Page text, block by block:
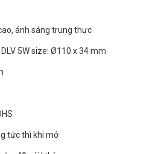
ánh sáng trung thực
5W size: Ø110 x 34 mm
tức thì khi mở